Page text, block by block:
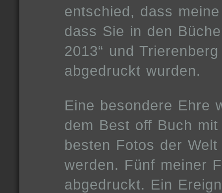
entschied, dass
dass Sie in den
2013“ und
abgedruckt wurden.
Eine besondere Ehre
dem Best off Buch
besten Fotos der
werden. Fünf meiner
abgedruckt. Ein